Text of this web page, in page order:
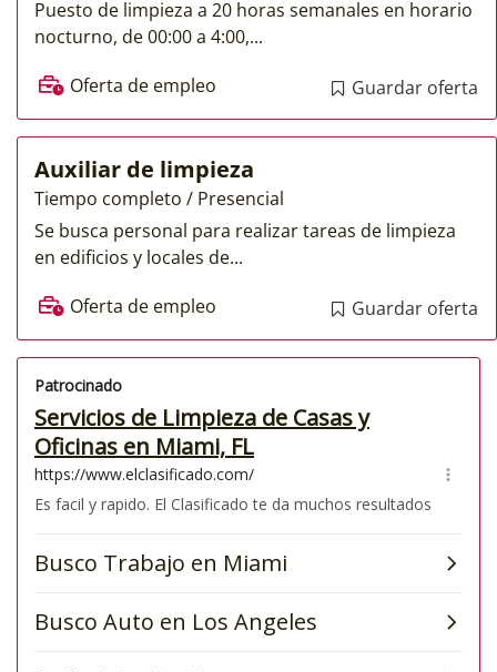
Puesto de limpieza a 20 horas semanales en horario
nocturno, de 00:00 a 4:00,...
Oferta de empleo
Guardar oferta
Auxiliar de limpieza
Tiempo completo / Presencial
Se busca personal para realizar tareas de limpieza
en edificios y locales de...
Oferta de empleo
Guardar oferta